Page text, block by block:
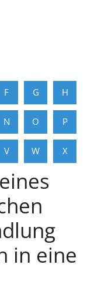
F G H
N O P
V W X
in eine